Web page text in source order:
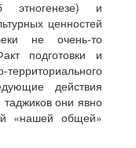
этногенезе) и
ценностей
не очень-то
подготовки и
действия
они явно
«нашей общей»